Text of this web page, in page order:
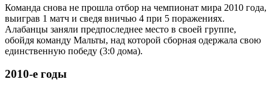
Команда снова не прошла отбор на чемпионат мира 2010 года,
выиграв 1 матч и сведя вничью 4 при 5 поражениях.
Алабанцы заняли предпоследнее место в своей группе,
обойдя команду Мальты, над которой сборная одержала свою
единственную победу (3:0 дома).
2010-е годы